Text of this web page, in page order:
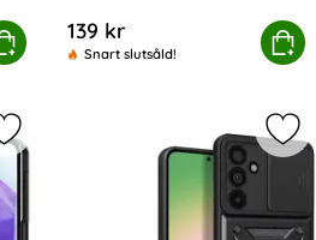
i Härdat Glas
139 kr
Snart slutsåld!
Köp
Tech-Protect Samsung
Markera tech-Protect Galaxy A27